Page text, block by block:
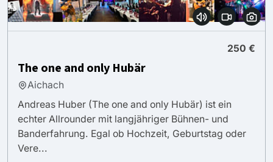
250 €
The one and only Hubär
Aichach
Andreas Huber (The one and only Hubär) ist ein
echter Allrounder mit langjähriger Bühnen- und
Banderfahrung. Egal ob Hochzeit, Geburtstag oder
Vere...